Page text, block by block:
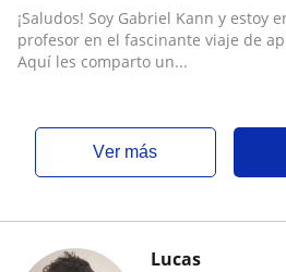
¡Saludos! Soy Gabriel Kann y estoy
profesor en el fascinante viaje de
Aquí les comparto un...
ver más
Lucas